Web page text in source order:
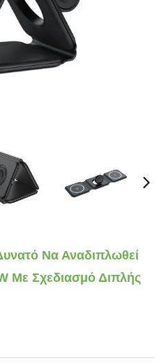
Να Αναδιπλωθεί
Με Σχεδιασμό Διπλής